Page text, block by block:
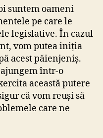
suntem oameni
pe care le
legislative. În cazul
vom putea iniția
acest păienjeniș.
într-o
această putere
că vom reuși să
care ne